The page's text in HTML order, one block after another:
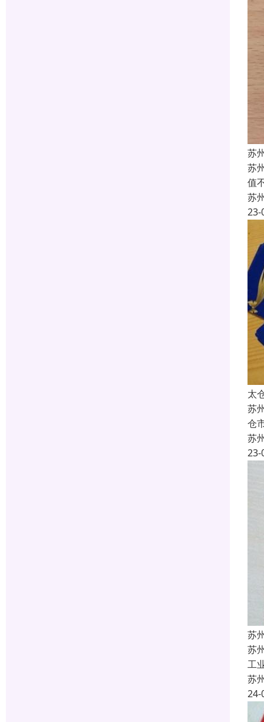
苏
苏
值
苏
23-
太
苏
仓
苏
23-
苏
苏
工
苏
24-